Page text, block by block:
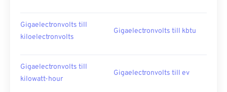
Gigaelectronvolts till
kiloelectronvolts
Gigaelectronvolts till kbtu
Gigaelectronvolts till
kilowatt-hour
Gigaelectronvolts till ev